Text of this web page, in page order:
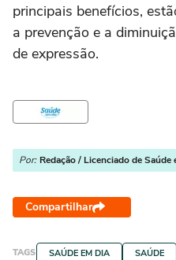
principais benefícios,
a prevenção e a
de expressão.
Por: Redação / Licenciado de Saúde
Compartilhar
TAGS SAÚDE EM DIA SAÚDE